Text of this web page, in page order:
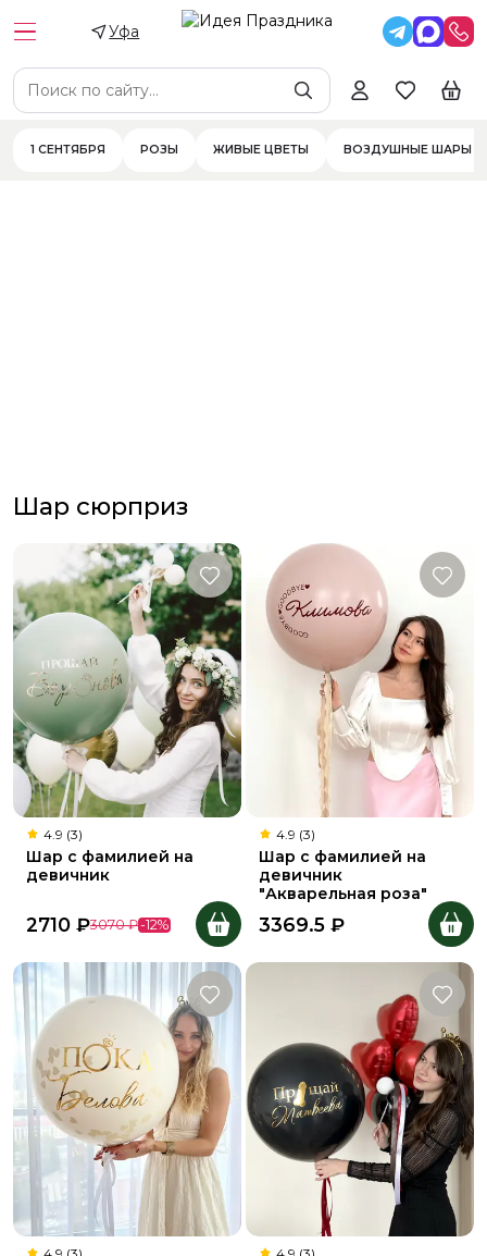
Уфа
1 СЕНТЯБРЯ РОЗЫ ЖИВЫЕ ЦВЕТЫ ВОЗДУШНЫЕ ШАРЫ
С конфетти Шар сюрприз С перьями Светящиеся С вашей
Фильтры Цветы Цветы в составе
Шар сюрприз
4.9 (3)
Шар с фамилией на
девичник
2710 ₽3070 ₽-12%
4.9 (3)
Шар с фамилией на
девичник
"Акварельная роза"
3369.5 ₽